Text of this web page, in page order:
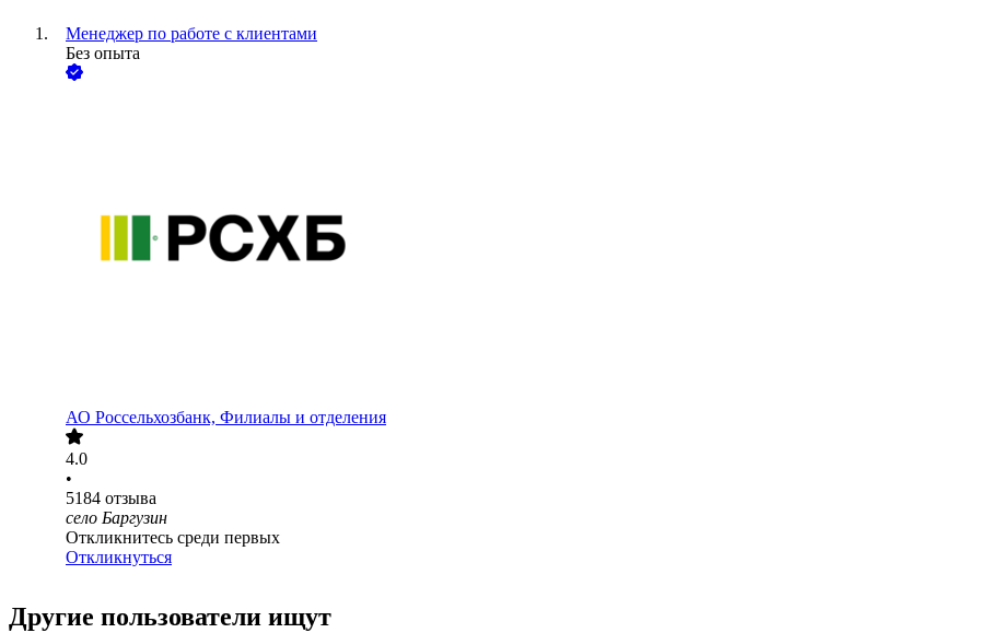
Менеджер по работе с клиентами
Без опыта
АО Россельхозбанк, Филиалы и отделения
4.0
•
5184 отзыва
село Баргузин
Откликнитесь среди первых
Откликнуться
Другие пользователи ищут